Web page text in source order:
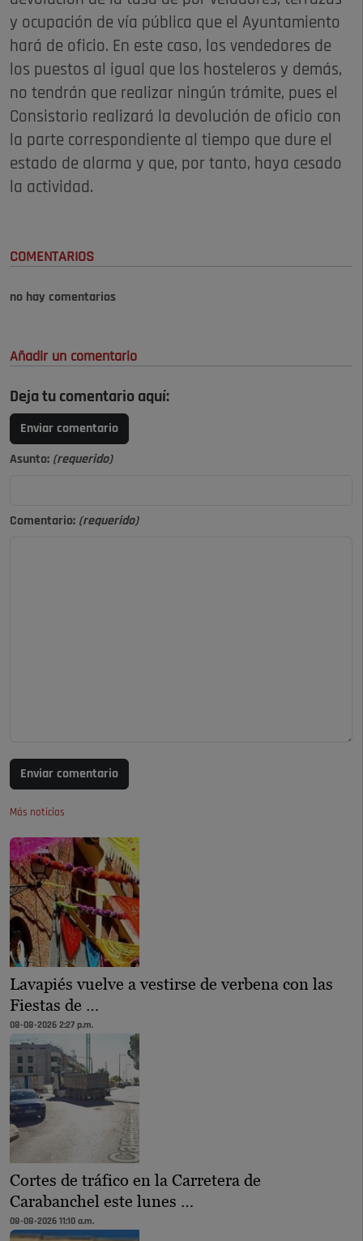
y ocupación de vía pública que el Ayuntamiento
hará de oficio. En este caso, los vendedores de
los puestos al igual que los hosteleros y demás,
no tendrán que realizar ningún trámite, pues el
Consistorio realizará la devolución de oficio con
la parte correspondiente al tiempo que dure el
estado de alarma y que, por tanto, haya cesado
la actividad.
COMENTARIOS
no hay comentarios
Añadir un comentario
Deja tu comentario aquí:
Enviar comentario
Asunto: (requerido)
Comentario: (requerido)
Enviar comentario
Más noticias
Lavapiés vuelve a vestirse de verbena con las
Fiestas de …
08-08-2026 2:27 p.m.
Cortes de tráfico en la Carretera de
Carabanchel este lunes …
08-08-2026 11:10 a.m.